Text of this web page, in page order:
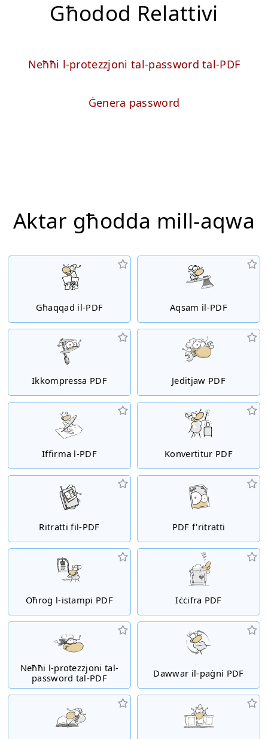
Għodod Relattivi
Neħħi l-protezzjoni tal-password tal-PDF
Ġenera password
Aktar għodda mill-aqwa
Għaqqad il-PDF Aqsam il-PDF
Ikkompressa PDF Jeditjaw PDF
Iffirma l-PDF Konvertitur PDF
Ritratti fil-PDF PDF f'ritratti
Oħroġ l-istampi PDF Iċċifra PDF
Neħħi l-protezzjoni tal-
password tal-PDF
Dawwar il-paġni PDF